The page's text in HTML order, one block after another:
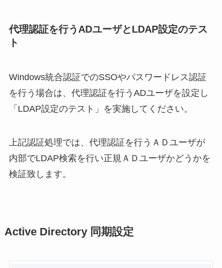
代理認証を行うADユーザとLDAP設定のテス
ト
Windows統合認証でのSSOやパスワードレス認証
を行う場合は、代理認証を行うADユーザを設定し
「LDAP設定のテスト」を実施してください。
上記認証処理では、代理認証を行うＡＤユーザが
内部でLDAP検索を行い正規ＡＤユーザかどうかを
検証致します。
Active Directory 同期設定